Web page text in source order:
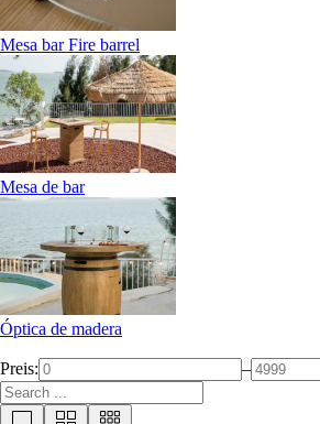
Mesa bar Fire barrel
Mesa de bar
Óptica de madera
Preis: –